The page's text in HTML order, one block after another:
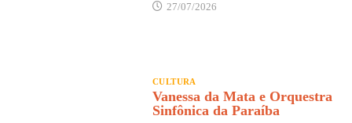
27/07/2026
CULTURA
Vanessa da Mata e Orquestra
Sinfônica da Paraíba